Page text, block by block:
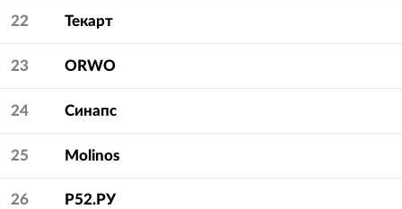
22 Текарт
23 ORWO
24 Синапс
25 Molinos
26 Р52.РУ